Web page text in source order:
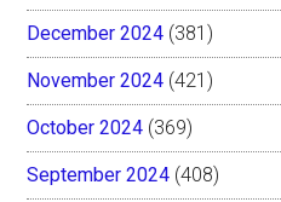
December 2024 (381)
November 2024 (421)
October 2024 (369)
September 2024 (408)